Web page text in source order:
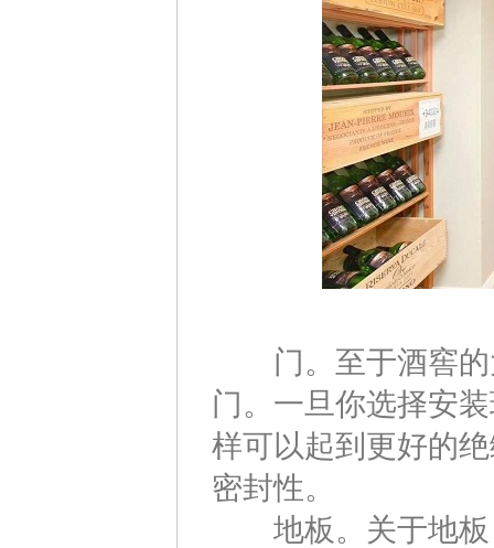
门。至于酒窖的
门。一旦你选择安
样可以起到更好的
密封性。
地板。关于地板